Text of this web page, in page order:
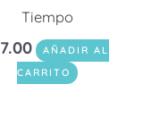
Tiempo
7.00
AÑADIR AL
CARRITO